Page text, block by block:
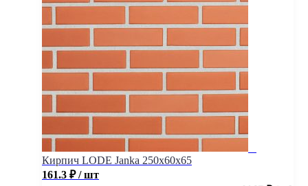
Кирпич LODE Janka 250x60x65
161.3 ₽ / шт